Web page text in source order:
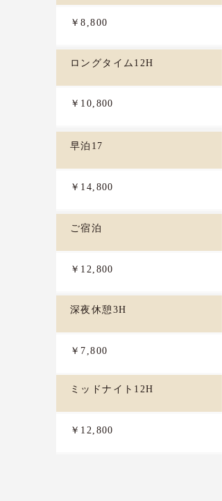
￥8,800
ロングタイム12H
￥10,800
早泊17
￥14,800
ご宿泊
￥12,800
深夜休憩3H
￥7,800
ミッドナイト12H
￥12,800